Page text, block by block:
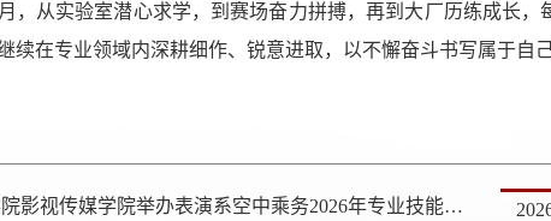
，从实验室潜心求学，到赛场奋力拼搏，再到大厂历练成长
续在专业领域内深耕细作、锐意进取，以不懈奋斗书写属于自
武昌理工学院影视传媒学院举办表演系空中乘务2026年专业技能大赛